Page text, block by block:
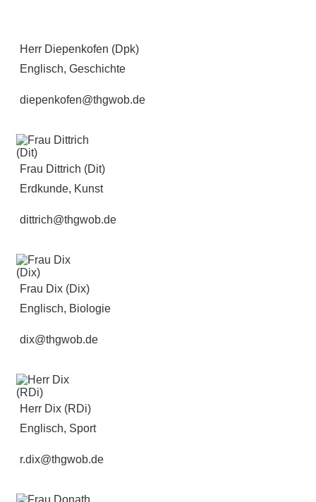
Herr Diepenkofen (Dpk)
Englisch, Geschichte
diepenkofen@thgwob.de
Frau Dittrich (Dit)
Erdkunde, Kunst
dittrich@thgwob.de
Frau Dix (Dix)
Englisch, Biologie
dix@thgwob.de
Herr Dix (RDi)
Englisch, Sport
r.dix@thgwob.de